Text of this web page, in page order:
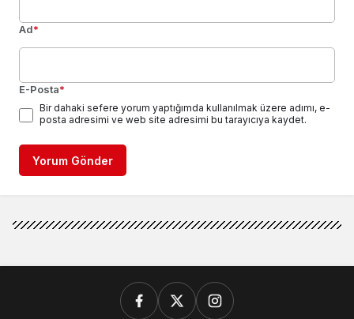
Ad*
E-Posta*
Bir dahaki sefere yorum yaptığımda kullanılmak üzere adımı, e-
posta adresimi ve web site adresimi bu tarayıcıya kaydet.
Yorum Gönder